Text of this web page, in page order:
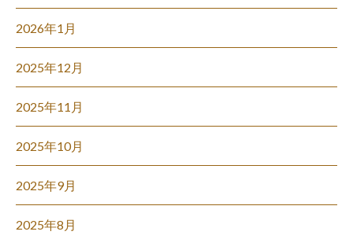
2026年1月
2025年12月
2025年11月
2025年10月
2025年9月
2025年8月